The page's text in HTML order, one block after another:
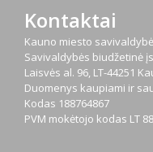
Kontaktai
Kauno miesto
Savivaldybės biudžetinė
Laisvės al. 96, LT-44251
Duomenys kaupiami ir
Kodas 188764867
PVM mokėtojo kodas LT